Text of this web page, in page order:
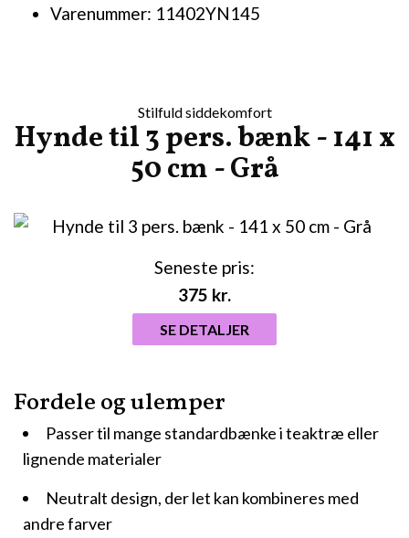
Varenummer: 11402YN145
Stilfuld siddekomfort
Hynde til 3 pers. bænk - 141 x
50 cm - Grå
Fordele og ulemper
Passer til mange standardbænke i teaktræ eller
lignende materialer
Neutralt design, der let kan kombineres med
andre farver
Seneste pris:
375 kr.
SE DETALJER